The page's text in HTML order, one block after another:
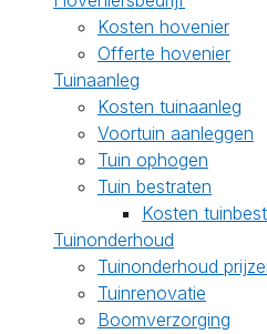
Kosten hovenier
Offerte hovenier
Tuinaanleg
Kosten tuinaanleg
Voortuin aanleggen
Tuin ophogen
Tuin bestraten
Kosten
Tuinonderhoud
Tuinonderhoud
Tuinrenovatie
Boomverzorging